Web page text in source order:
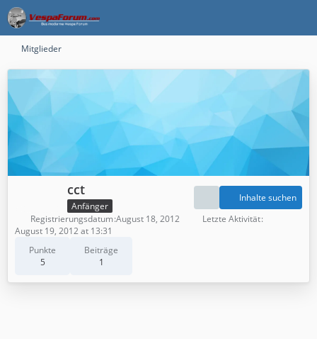
Mitglieder
cct
Anfänger
Punkte
5
Beiträge
1
Inhalte suchen
Registrierungsdatum August 18, 2012
Letzte Aktivität
August 19, 2012 at 13:31